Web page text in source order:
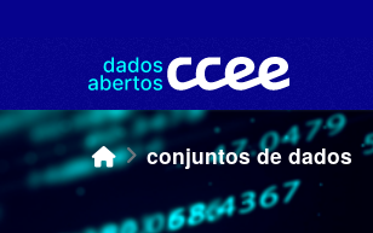
conjuntos de dados